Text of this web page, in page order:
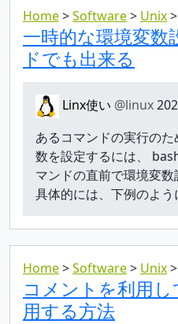
Home Software Unix
一時的な環境変数
ドでも出来る
Linx使い @linux
あるコマンドの実行の
数を設定するには、
マンドの直前で環境変数
具体的には、下例のよ
Home Software Unix
コメントを利用
用する方法